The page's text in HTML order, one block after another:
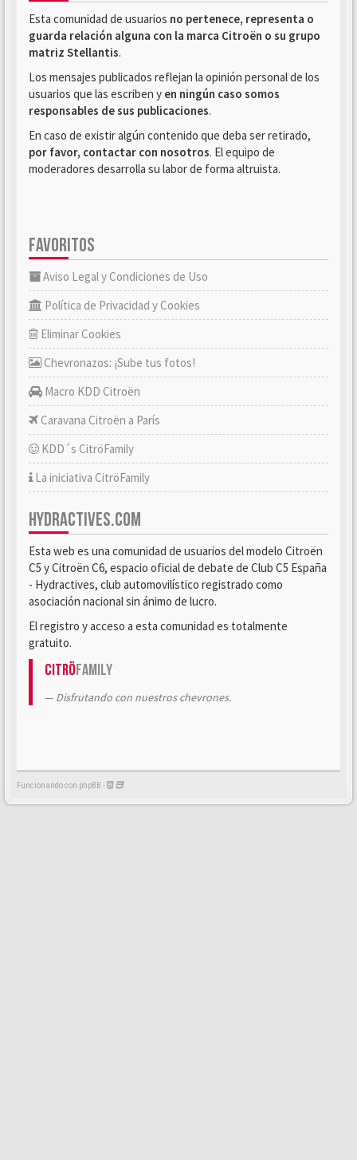
Esta comunidad de usuarios no pertenece, representa o
guarda relación alguna con la marca Citroën o su grupo
matriz Stellantis.
Los mensajes publicados reflejan la opinión personal de los
usuarios que las escriben y en ningún caso somos
responsables de sus publicaciones.
En caso de existir algún contenido que deba ser retirado,
por favor, contactar con nosotros. El equipo de
moderadores desarrolla su labor de forma altruista.
FAVORITOS
Aviso Legal y Condiciones de Uso
Política de Privacidad y Cookies
Eliminar Cookies
Chevronazos: ¡Sube tus fotos!
Macro KDD Citroën
Caravana Citroën a París
KDD´s CitröFamily
La iniciativa CitröFamily
HYDRACTIVES.COM
Esta web es una comunidad de usuarios del modelo Citroën
C5 y Citroën C6, espacio oficial de debate de Club C5 España
- Hydractives, club automovilístico registrado como
asociación nacional sin ánimo de lucro.
El registro y acceso a esta comunidad es totalmente
gratuito.
CitröFamily
Disfrutando con nuestros chevrones.
Funcionando con phpBB -